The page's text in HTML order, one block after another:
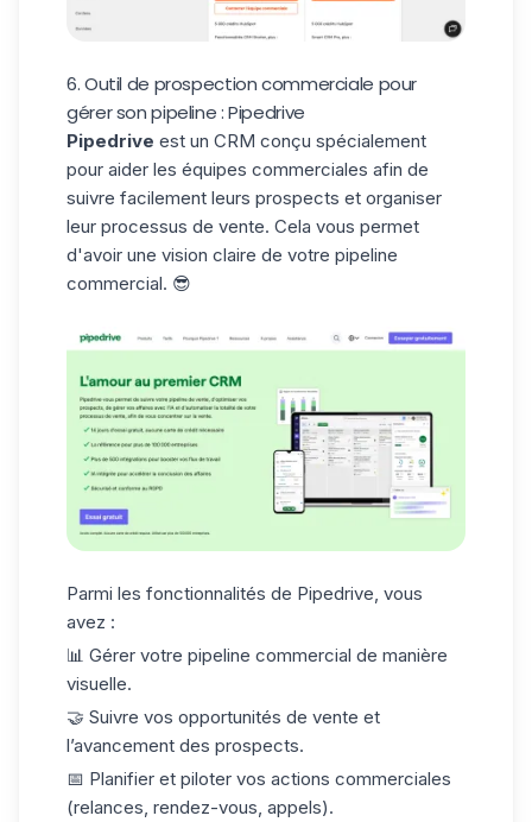
6. Outil de prospection commerciale pour
gérer son pipeline : Pipedrive
Pipedrive est un CRM conçu spécialement
pour aider les équipes commerciales afin de
suivre facilement leurs prospects et organiser
leur processus de vente. Cela vous permet
d'avoir une vision claire de votre pipeline
commercial. 😎
Parmi les fonctionnalités de Pipedrive, vous
avez :
📊 Gérer votre pipeline commercial de manière
visuelle.
🤝 Suivre vos opportunités de vente et
l’avancement des prospects.
📅 Planifier et piloter vos actions commerciales
(relances, rendez-vous, appels).